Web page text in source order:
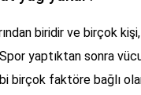
biridir ve birçok
yaptıktan sonra
birçok faktöre bağlı